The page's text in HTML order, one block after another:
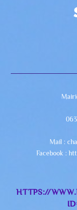
Mail :
Facebook :
HTTPS://